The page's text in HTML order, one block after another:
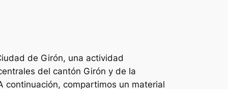
de Girón, una actividad
del cantón Girón y de la
continuación, compartimos un material